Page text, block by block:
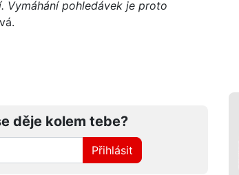
Vymáhání pohledávek je proto
děje kolem tebe?
Přihlásit